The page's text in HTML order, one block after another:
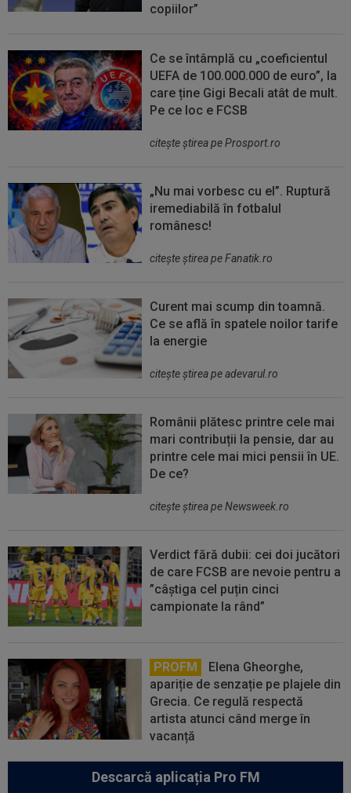
copiilor”
Ce se întâmplă cu „coeficientul
UEFA de 100.000.000 de euro”, la
care ține Gigi Becali atât de mult.
Pe ce loc e FCSB
citeşte ştirea pe Prosport.ro
„Nu mai vorbesc cu el”. Ruptură
iremediabilă în fotbalul
românesc!
citeşte ştirea pe Fanatik.ro
Curent mai scump din toamnă.
Ce se află în spatele noilor tarife
la energie
citeşte ştirea pe adevarul.ro
Românii plătesc printre cele mai
mari contribuții la pensie, dar au
printre cele mai mici pensii în UE.
De ce?
citeşte ştirea pe Newsweek.ro
Verdict fără dubii: cei doi jucători
de care FCSB are nevoie pentru a
”câștiga cel puțin cinci
campionate la rând”
PROFM
Elena Gheorghe,
apariție de senzație pe plajele din
Grecia. Ce regulă respectă
artista atunci când merge în
vacanță
Descarcă aplicația Pro FM